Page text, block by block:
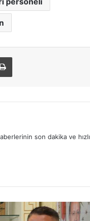
son dakika ve hızlı